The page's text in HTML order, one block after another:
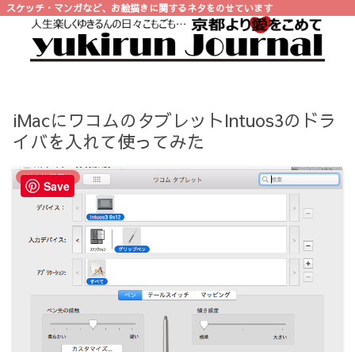
スケッチ・マンガなど、お絵描きに関するネタをのせています
iMacにワコムのタブレットIntuos3のドラ
イバを入れて使ってみた
Web技術周り
Save